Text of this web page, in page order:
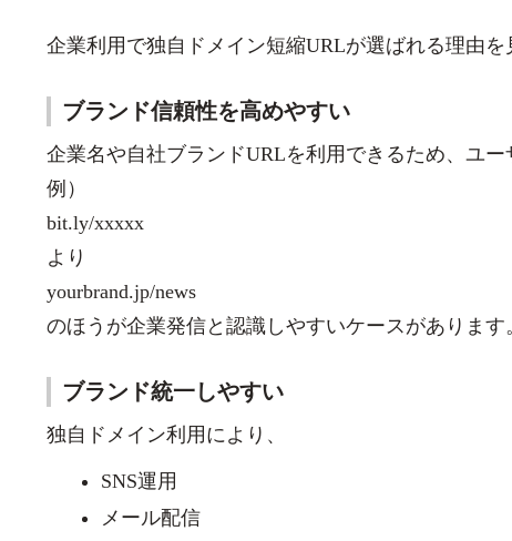
企業利用で独自ドメイン短縮URLが選ばれる理由を
ブランド信頼性を高めやすい
企業名や自社ブランドURLを利用できるため、ユ
例）
bit.ly/xxxxx
より
yourbrand.jp/news
のほうが企業発信と認識しやすいケースがあります
ブランド統一しやすい
独自ドメイン利用により、
SNS運用
メール配信